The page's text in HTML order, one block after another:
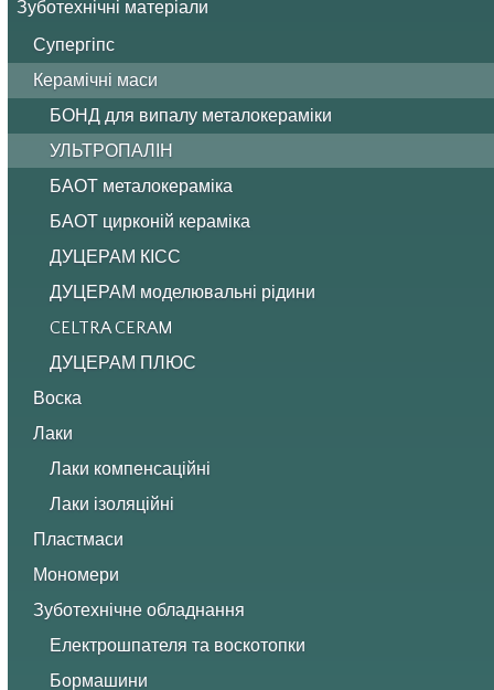
Зуботехнічні матеріали
Супергіпс
Керамічні маси
БОНД для випалу металокераміки
УЛЬТРОПАЛІН
БАОТ металокераміка
БАОТ цирконій кераміка
ДУЦЕРАМ КІСС
ДУЦЕРАМ моделювальні рідини
CELTRA CERAM
ДУЦЕРАМ ПЛЮС
Воска
Лаки
Лаки компенсаційні
Лаки ізоляційні
Пластмаси
Мономери
Зуботехнічне обладнання
Електрошпателя та воскотопки
Бормашини